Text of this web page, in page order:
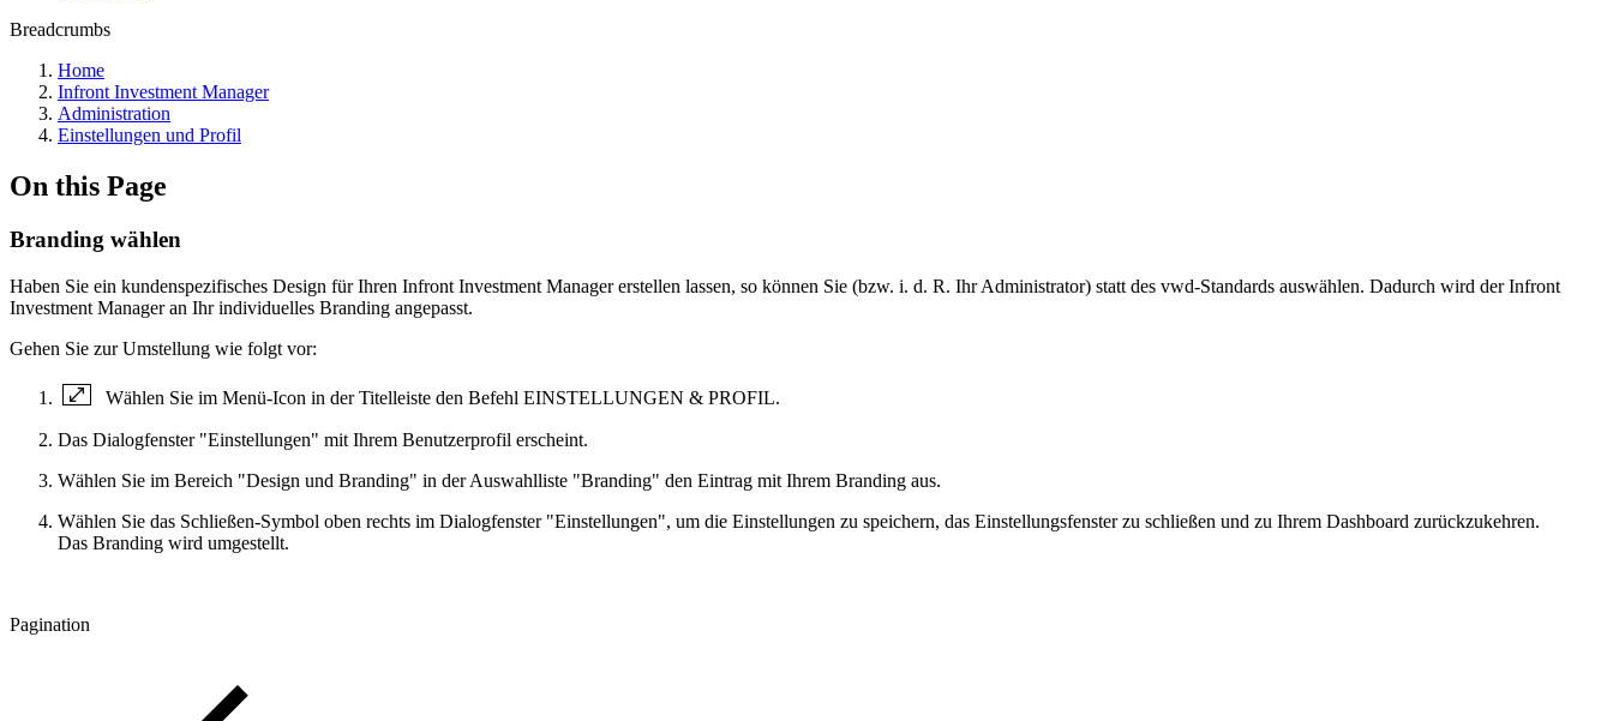
Breadcrumbs
Home
Infront Investment Manager
Administration
Einstellungen und Profil
On this Page
Branding wählen
Haben Sie ein kundenspezifisches Design für Ihren Infront Investment Manager erstellen lassen, so können Sie (bzw. i. d. R. Ihr Administrator) statt des vwd-Standards auswählen. Dadurch wird der Infront
Investment Manager an Ihr individuelles Branding angepasst.
Gehen Sie zur Umstellung wie folgt vor:
Wählen Sie im Menü-Icon in der Titelleiste den Befehl EINSTELLUNGEN & PROFIL.
Das Dialogfenster "Einstellungen" mit Ihrem Benutzerprofil erscheint.
Wählen Sie im Bereich "Design und Branding" in der Auswahlliste "Branding" den Eintrag mit Ihrem Branding aus.
Wählen Sie das Schließen-Symbol oben rechts im Dialogfenster "Einstellungen", um die Einstellungen zu speichern, das Einstellungsfenster zu schließen und zu Ihrem Dashboard zurückzukehren.
Das Branding wird umgestellt.
Pagination